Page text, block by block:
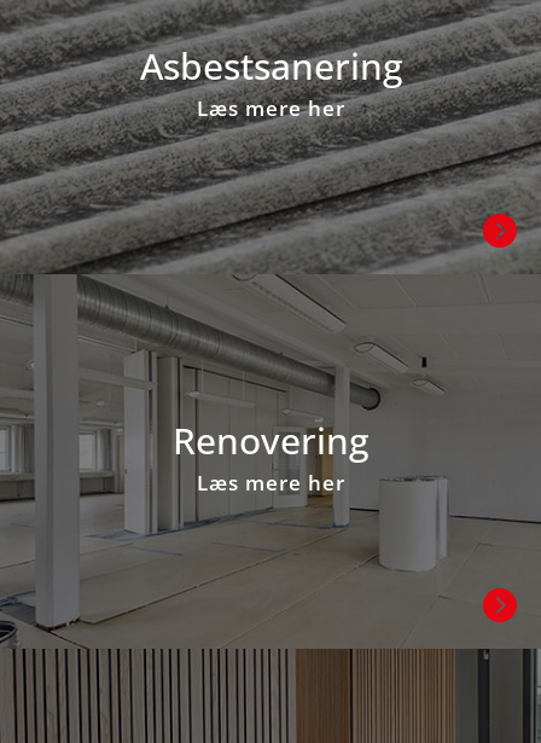
Asbestsanering
Læs mere her

Renovering
Læs mere her
